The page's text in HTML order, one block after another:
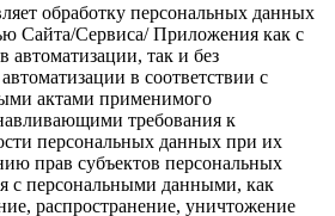
обработку персональных данных
Сайта/Сервиса/ Приложения как с
автоматизации, так и без
в соответствии с
актами применимого
требования к
персональных данных при их
прав субъектов персональных
с персональными данными, как
распространение, уничтожение